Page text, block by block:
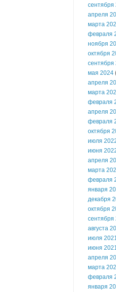
сентября
апреля
марта
февраля
ноября
октября
сентября
мая 2024
апреля
марта
февраля
апреля
февраля
октября
июля
июня
апреля
марта
февраля
января
декабря
октября
сентября
августа
июля
июня
апреля
марта
февраля
января